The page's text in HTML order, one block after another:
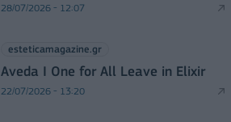
28/07/2026 - 12:07
esteticamagazine.gr
Aveda I One for All Leave in Elixir
22/07/2026 - 13:20